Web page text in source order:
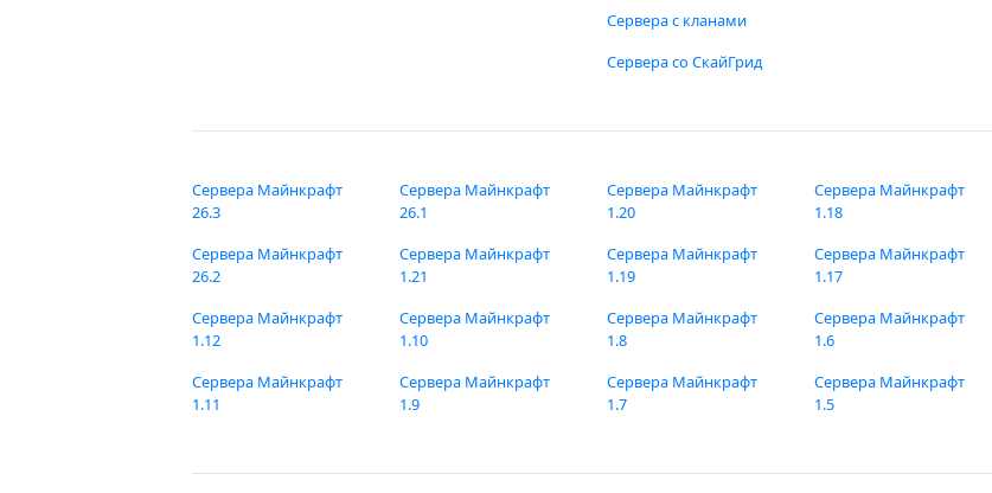
Сервера с кланами
Сервера со СкайГрид
Сервера Майнкрафт
26.3
Сервера Майнкрафт
26.2
Сервера Майнкрафт
26.1
Сервера Майнкрафт
1.21
Сервера Майнкрафт
1.20
Сервера Майнкрафт
1.19
Сервера Майнкрафт
1.18
Сервера Майнкрафт
1.17
Сервера Майнкрафт
1.12
Сервера Майнкрафт
1.11
Сервера Майнкрафт
1.10
Сервера Майнкрафт
1.9
Сервера Майнкрафт
1.8
Сервера Майнкрафт
1.7
Сервера Майнкрафт
1.6
Сервера Майнкрафт
1.5